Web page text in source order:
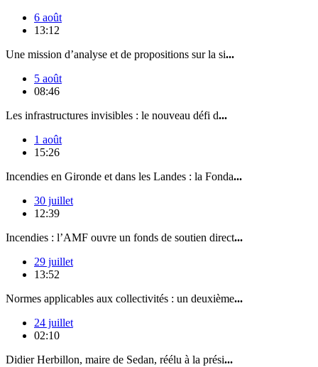
6 août
13:12
Une mission d’analyse et de propositions sur la si...
5 août
08:46
Les infrastructures invisibles : le nouveau défi d...
1 août
15:26
Incendies en Gironde et dans les Landes : la Fonda...
30 juillet
12:39
Incendies : l’AMF ouvre un fonds de soutien direct...
29 juillet
13:52
Normes applicables aux collectivités : un deuxième...
24 juillet
02:10
Didier Herbillon, maire de Sedan, réélu à la prési...